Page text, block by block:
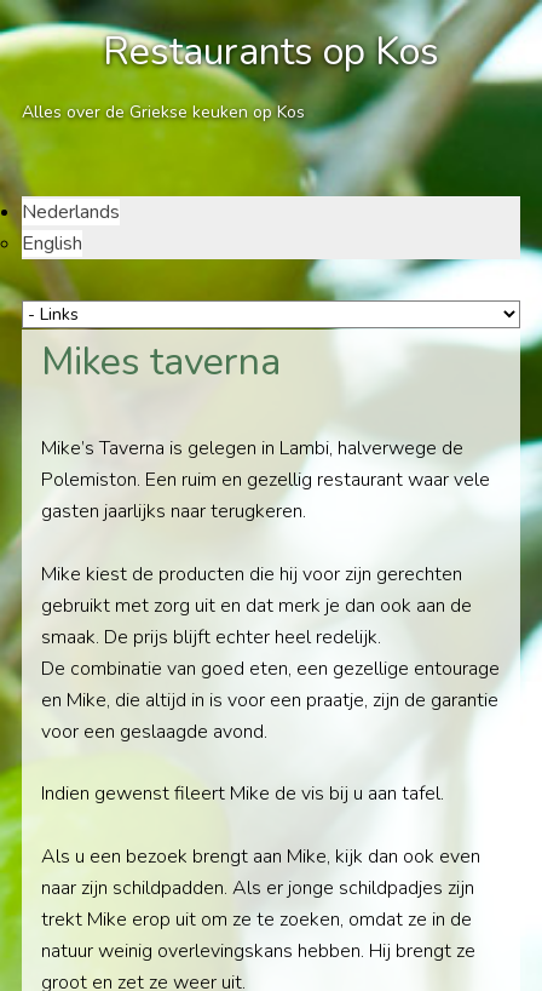
Restaurants op Kos
Alles over de Griekse keuken op Kos
Nederlands
English
Mikes taverna
Mike’s Taverna is gelegen in Lambi, halverwege de
Polemiston. Een ruim en gezellig restaurant waar vele
gasten jaarlijks naar terugkeren.
Mike kiest de producten die hij voor zijn gerechten
gebruikt met zorg uit en dat merk je dan ook aan de
smaak. De prijs blijft echter heel redelijk.
De combinatie van goed eten, een gezellige entourage
en Mike, die altijd in is voor een praatje, zijn de garantie
voor een geslaagde avond.
Indien gewenst fileert Mike de vis bij u aan tafel.
Als u een bezoek brengt aan Mike, kijk dan ook even
naar zijn schildpadden. Als er jonge schildpadjes zijn
trekt Mike erop uit om ze te zoeken, omdat ze in de
natuur weinig overlevingskans hebben. Hij brengt ze
groot en zet ze weer uit.